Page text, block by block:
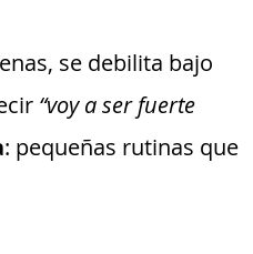
se debilita bajo
“voy a ser fuerte
: pequeñas rutinas que